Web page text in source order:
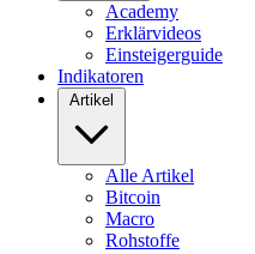
Academy
Erklärvideos
Einsteigerguide
Indikatoren
Artikel
Alle Artikel
Bitcoin
Macro
Rohstoffe